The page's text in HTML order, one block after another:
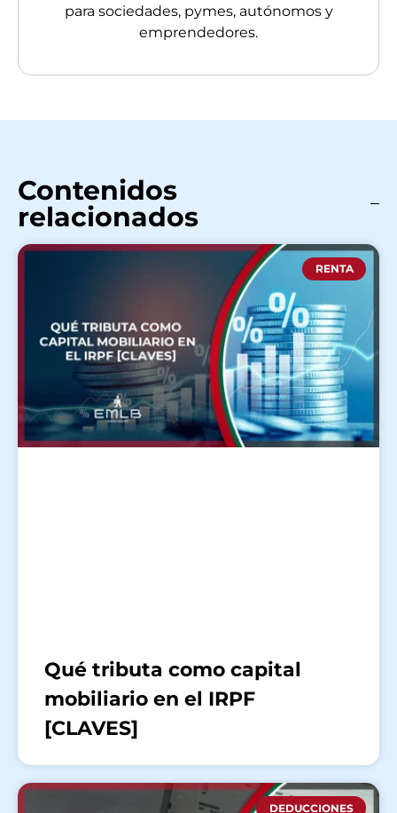
para sociedades, pymes, autónomos y
emprendedores.
Contenidos
relacionados
RENTA
Qué tributa como capital
mobiliario en el IRPF
[CLAVES]
DEDUCCIONES